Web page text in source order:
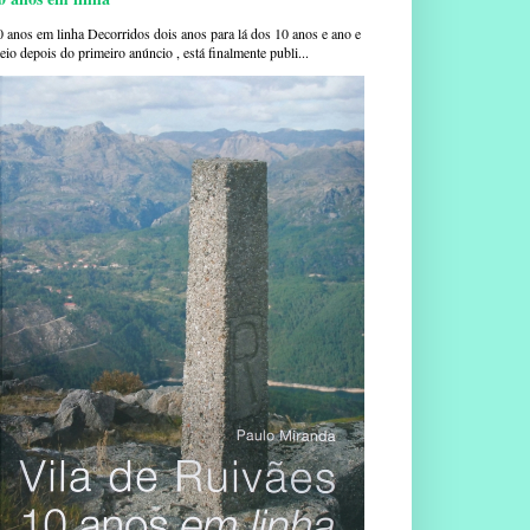
anos em linha Decorridos dois anos para lá dos 10 anos e ano e
depois do primeiro anúncio , está finalmente publi...